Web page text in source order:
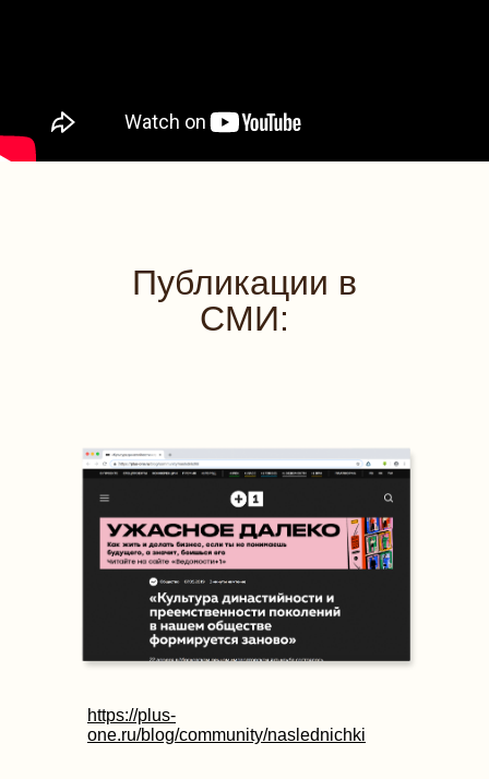
Публикации в
СМИ:
https://plus-
one.ru/blog/community/naslednichki